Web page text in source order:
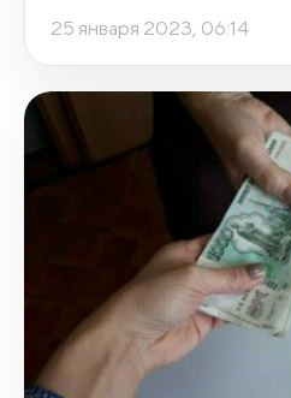
25 января 2023, 06:14